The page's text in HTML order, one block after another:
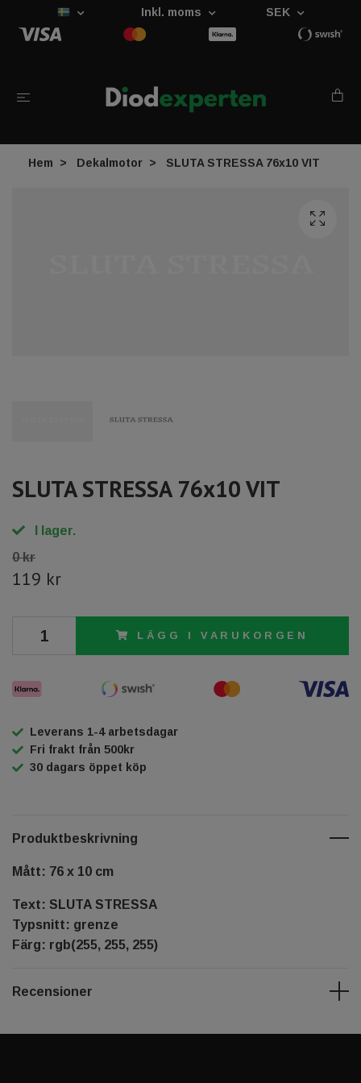
Inkl. moms SEK
Hem Dekalmotor SLUTA STRESSA 76x10 VIT
SLUTA STRESSA 76x10 VIT
I lager.
0 kr
119 kr
LÄGG I VARUKORGEN
Leverans 1-4 arbetsdagar
Fri frakt från 500kr
30 dagars öppet köp
Produktbeskrivning
Mått: 76 x 10 cm
Text: SLUTA STRESSA
Typsnitt: grenze
Färg: rgb(255, 255, 255)
Recensioner